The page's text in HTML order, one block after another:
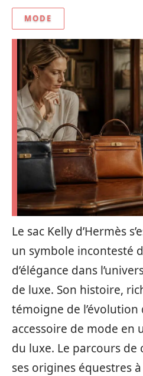
MODE
Le sac Kelly d’Hermès
un symbole incontesté
d’élégance dans
de luxe. Son histoire,
témoigne de l’évolution
accessoire de mode en
du luxe. Le parcours de
ses origines équestres